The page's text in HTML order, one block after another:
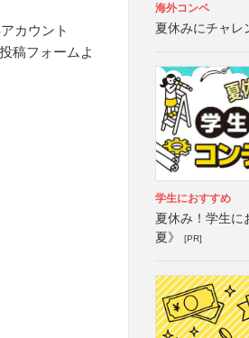
カウント
稿フォームよ
海外コンペ
夏休みにチャレ
学生におすすめ
夏休み！学生に
夏》
[PR]